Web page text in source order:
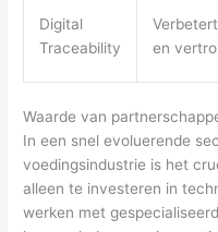
Digital
Traceability
en
Waarde van
In een snel evoluerende
voedingsindustrie is het
alleen te investeren in
werken met